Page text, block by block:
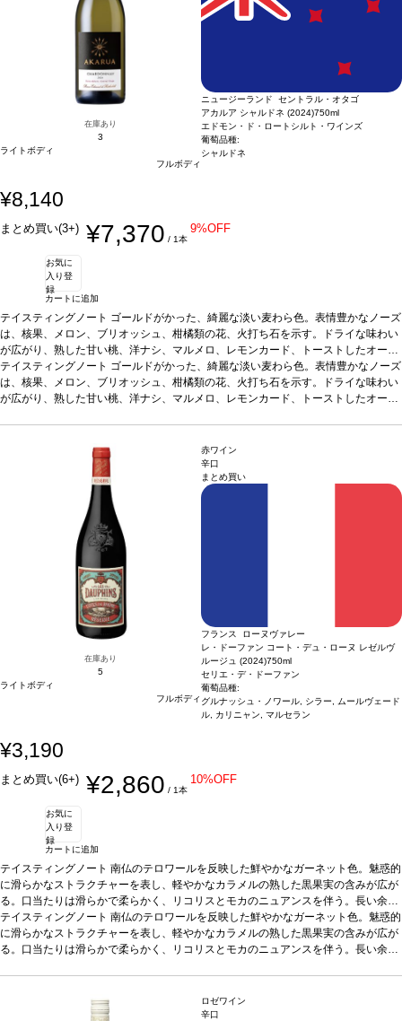
在庫あり
3
ライトボディ
フルボディ
ニュージーランド セントラル・オタゴ
アカルア シャルドネ (2024)750ml
エドモン・ド・ロートシルト・ワインズ
葡萄品種:
シャルドネ
¥8,140
まとめ買い(3+) ¥7,370 / 1本
9%OFF
お気に
入り登
録
カートに追加
テイスティングノート ゴールドがかった、綺麗な淡い麦わら色。表情豊かなノーズ
は、核果、メロン、ブリオッシュ、柑橘類の花、火打ち石を示す。ドライな味わい
が広がり、熟した甘い桃、洋ナシ、マルメロ、レモンカード、トーストしたオーク
が感じられる。素晴らしくバランスが取れていて、リッチで凝縮した、核果を含む
長い余韻のフィニッシュが続く。合う料理グリル魚、キノコのリゾット、ロース
ト野菜、山羊のチーズやグリュイエールなどと好相性、またアペリティフにも最適
テイスティングノート ゴールドがかった、綺麗な淡い麦わら色。表情豊かなノーズ
は、核果、メロン、ブリオッシュ、柑橘類の花、火打ち石を示す。ドライな味わい
が広がり、熟した甘い桃、洋ナシ、マルメロ、レモンカード、トーストしたオーク
ト野菜、山羊のチーズやグリュイエールなどと好相性、またアペリティフにも最適
シャルドネサスティナブル認証SWNZ認証
場合、在庫があり価格が同様の場合は自動的に次のヴィンテージに変更されます、
在庫あり
5
ライトボディ
フルボディ
赤ワイン
辛口
まとめ買い
フランス ローヌヴァレー
レ・ドーファン コート・デュ・ローヌ レゼルヴ
ルージュ (2024)750ml
セリエ・デ・ドーファン
葡萄品種:
グルナッシュ・ノワール, シラー, ムールヴェード
ル, カリニャン, マルセラン
¥3,190
まとめ買い(6+) ¥2,860 / 1本
10%OFF
お気に
入り登
録
カートに追加
テイスティングノート 南仏のテロワールを反映した鮮やかなガーネット色。魅惑的
に滑らかなストラクチャーを表し、軽やかなカラメルの熟した黒果実の含みが広が
る。口当たりは滑らかで柔らかく、リコリスとモカのニュアンスを伴う。長い余韻
が続き、タンニンは完璧に溶け込んでいる。合う料理肉、チーズなどと好相性葡
萄品種グルナッシュ・ノワール 46%、シラー 43%、ムールヴェードル 5%、カリ
ニャン 3%、マルスラン 3%認証 HVE認証*本ヴィンテージが在庫切れの場合、在
テイスティングノート 南仏のテロワールを反映した鮮やかなガーネット色。魅惑的
に滑らかなストラクチャーを表し、軽やかなカラメルの熟した黒果実の含みが広が
る。口当たりは滑らかで柔らかく、リコリスとモカのニュアンスを伴う。長い余韻
ニャン 3%、マルスラン 3%
HVE認証*本ヴィンテージが在庫切れの場合、在
庫があり価格が同様の場合は自動的に次のヴィンテージに変更されます、ご了承く
ロゼワイン
辛口